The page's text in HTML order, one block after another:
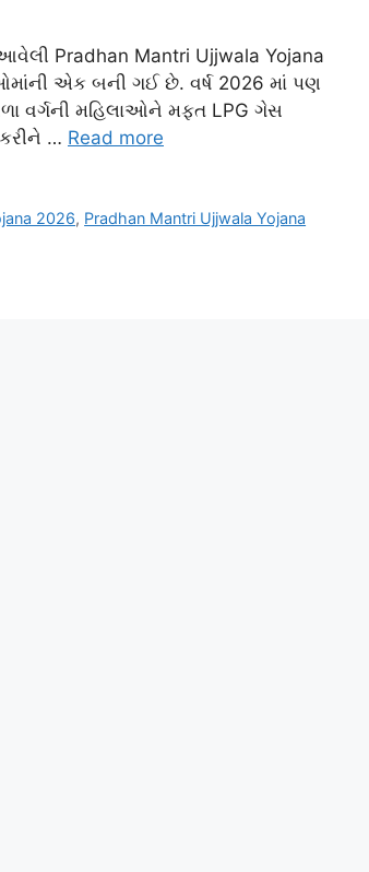
Pradhan Mantri Ujjwala Yojana
એક બની ગઈ છે. વર્ષ 2026 માં પણ
વર્ગની મહિલાઓને મફત LPG ગેસ
… Read more
2026, Pradhan Mantri Ujjwala Yojana